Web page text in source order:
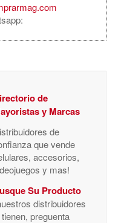
de
y Marcas
de
que vende
accesorios,
y mas!
Su Producto
distribuidores
preguenta